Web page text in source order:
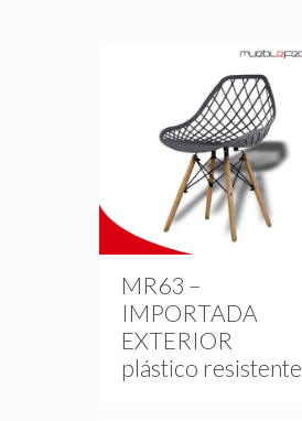
MR63 –
IMPORTADA
EXTERIOR
plástico resistente